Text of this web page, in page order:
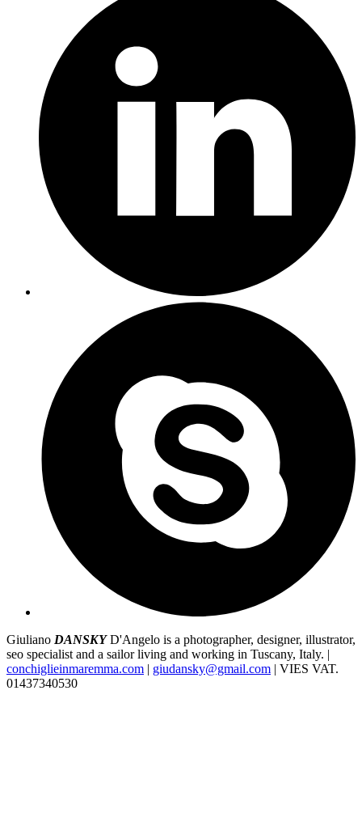
Giuliano DANSKY D'Angelo is a photographer, designer, illustrator,
seo specialist and a sailor living and working in Tuscany, Italy. |
conchiglieinmaremma.com | giudansky@gmail.com | VIES VAT.
01437340530